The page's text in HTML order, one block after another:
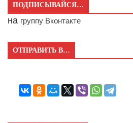
ПОДПИСЫВАЙСЯ…
на группу Вконтакте
ОТПРАВИТЬ В…